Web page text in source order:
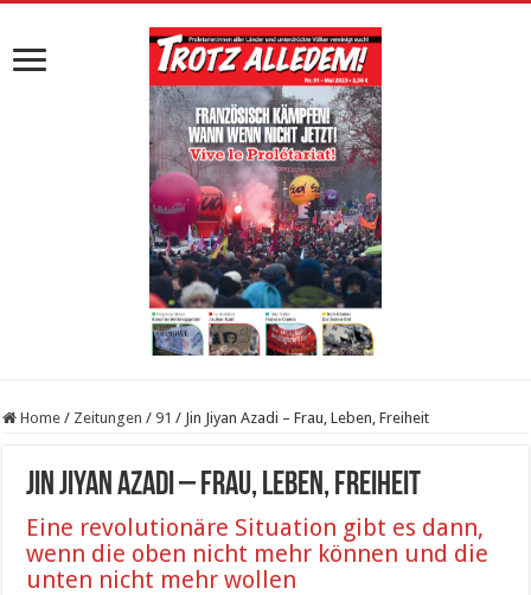
Home / Zeitungen / 91 / Jin Jiyan Azadi – Frau, Leben, Freiheit
Jin Jiyan Azadi – Frau, Leben, Freiheit
Eine revolutionäre Situation gibt es dann,
wenn die oben nicht mehr können und die
unten nicht mehr wollen